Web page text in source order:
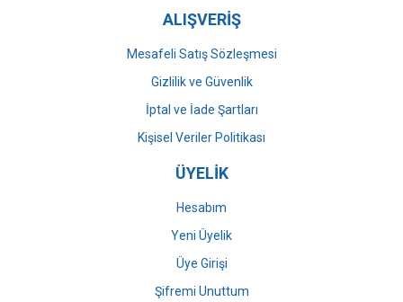
ALIŞVERİŞ
Mesafeli Satış Sözleşmesi
Gizlilik ve Güvenlik
İptal ve İade Şartları
Kişisel Veriler Politikası
ÜYELİK
Hesabım
Yeni Üyelik
Üye Girişi
Şifremi Unuttum